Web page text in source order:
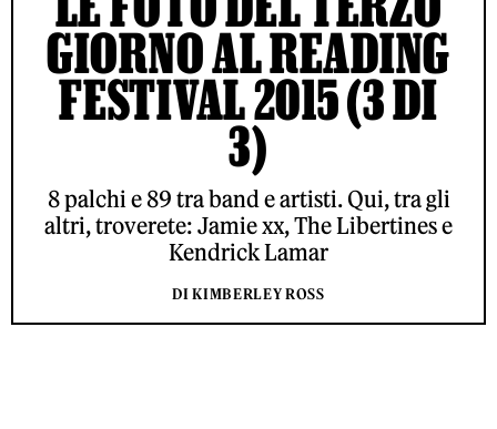
GIORNO AL READING
FESTIVAL 2015 (3 DI
3)
8 palchi e 89 tra band e artisti. Qui, tra gli
altri, troverete: Jamie xx, The Libertines e
Kendrick Lamar
DI KIMBERLEY ROSS